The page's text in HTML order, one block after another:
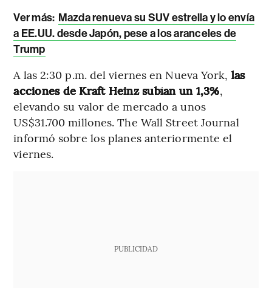
Ver más: Mazda renueva su SUV estrella y lo envía
a EE.UU. desde Japón, pese a los aranceles de
Trump
A las 2:30 p.m. del viernes en Nueva York, las
acciones de Kraft Heinz subían un 1,3%,
elevando su valor de mercado a unos
US$31.700 millones. The Wall Street Journal
informó sobre los planes anteriormente el
viernes.
PUBLICIDAD